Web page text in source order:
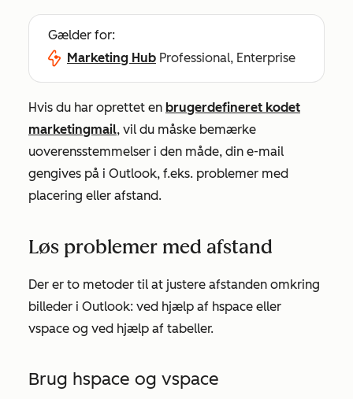
Gælder for:
Marketing Hub Professional, Enterprise
Hvis du har oprettet en brugerdefineret kodet
marketingmail, vil du måske bemærke
uoverensstemmelser i den måde, din e-mail
gengives på i Outlook, f.eks. problemer med
placering eller afstand.
Løs problemer med afstand
Der er to metoder til at justere afstanden omkring
billeder i Outlook: ved hjælp af hspace eller
vspace og ved hjælp af tabeller.
Brug hspace og vspace